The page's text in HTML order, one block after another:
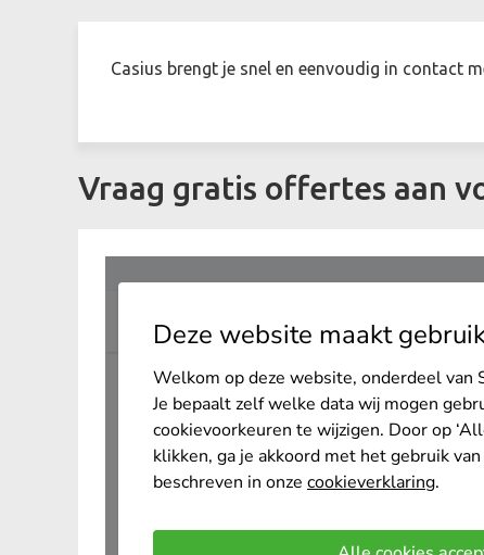
Casius brengt je snel en eenvoudig in contact
Vraag gratis offertes aan